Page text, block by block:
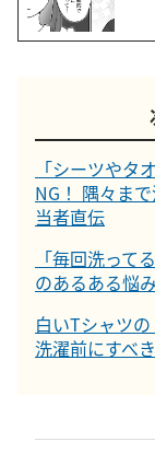
「シーツやタ
NG！ 隅々ま
当者直伝
「毎回洗って
のあるある悩
白いTシャツ
洗濯前にすべ